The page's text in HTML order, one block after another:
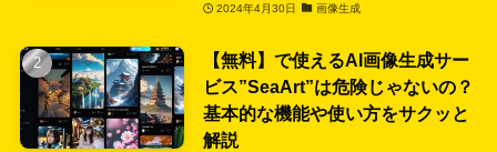
2024年4月30日 画像生成
【無料】で使えるAI画像生成サー
ビス”SeaArt”は危険じゃないの？
基本的な機能や使い方をサクッと
解説